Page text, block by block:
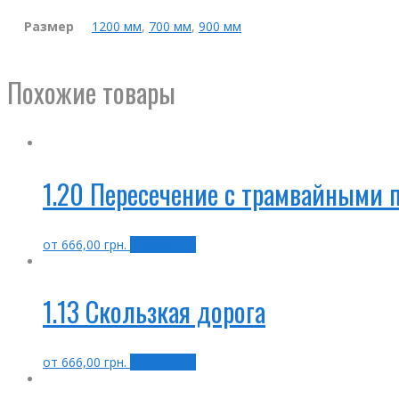
Размер 1200 мм, 700 мм, 900 мм
Похожие товары
1.20 Пересечение с трамвайными
от 666,00 грн.
1.13 Скользкая дорога
от 666,00 грн.